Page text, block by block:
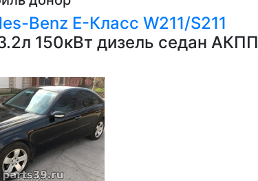
Benz E-Класс W211/S211
150кВт дизель седан АКПП